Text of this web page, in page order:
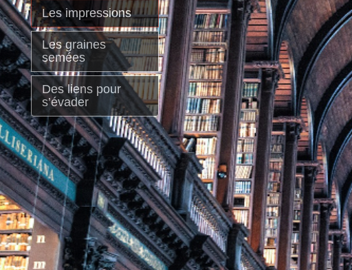
Les impressions
Les graines
semées
Des liens pour
s’évader